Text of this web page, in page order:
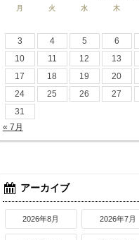
月 火 水 木
3
4 5 6
10
11 12 13
17
18 19 20
24
25 26 27
31
« 7月
アーカイブ
2026年8月 2026年7月